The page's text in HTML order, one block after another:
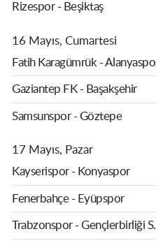
Rizespor - Beşiktaş
16 Mayıs, Cumartesi
Fatih Karagümrük -
Gaziantep FK - Başakşehir
Samsunspor - Göztepe
17 Mayıs, Pazar
Kayserispor - Konyaspor
Fenerbahçe - Eyüpspor
Trabzonspor - Gençlerbirliği